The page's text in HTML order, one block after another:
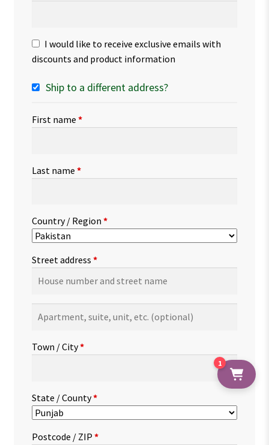
I would like to receive exclusive emails with
discounts and product information
Ship to a different address?
First name *
Last name *
Country / Region *
Street address *
suite,
etc.(optional)
Town / City*
State / County*
Postcode / ZIP *
1